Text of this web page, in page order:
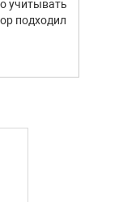
учитывать
подходил